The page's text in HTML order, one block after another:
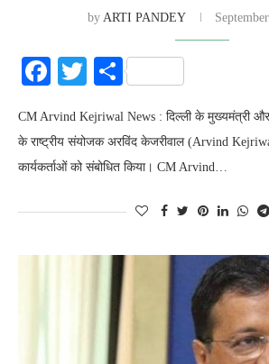
by ARTI PANDEY
Facebook
Twitter
Share
CM Arvind Kejriwal News : दिल्ली के मुख्यमंत्री
के राष्ट्रीय संयोजक अरविंद केजरीवाल (Arvind
कार्यकर्ताओं को संबोधित किया। CM Arvind…